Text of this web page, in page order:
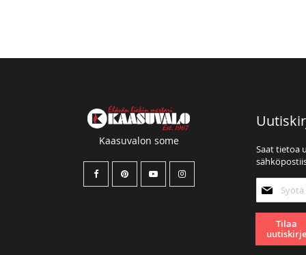
Kaasuvalon some
Saat tietoa
Tilaa
uutiskirje